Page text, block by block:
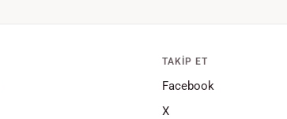
TAKIP ET
Facebook
X